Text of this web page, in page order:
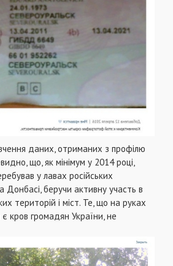
даних, отриманих з профілю
що, як мінімум у 2014 році,
у лавах російських
Донбасі, беручи активну участь в
територій і міст. Те, що на руках
кров громадян України, не